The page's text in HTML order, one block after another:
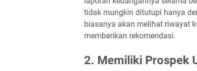
tidak mungkin ditutupi hanya
biasanya akan melihat riwayat
memberikan rekomendasi.
2. Memiliki Prospek